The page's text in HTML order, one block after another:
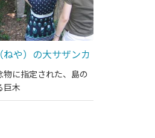
ねや）の大サザンカ
物に指定された、島の
巨木